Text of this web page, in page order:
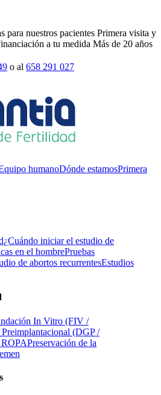
para nuestros pacientes Primera visita y
a tu medida Más de 20 años
o al 658 291 027
humanoDónde estamosPrimera
¿Cuándo iniciar el estudio de
en el hombrePruebas
de abortos recurrentesEstudios
In Vitro (FIV /
(DGP /
Preservación de la